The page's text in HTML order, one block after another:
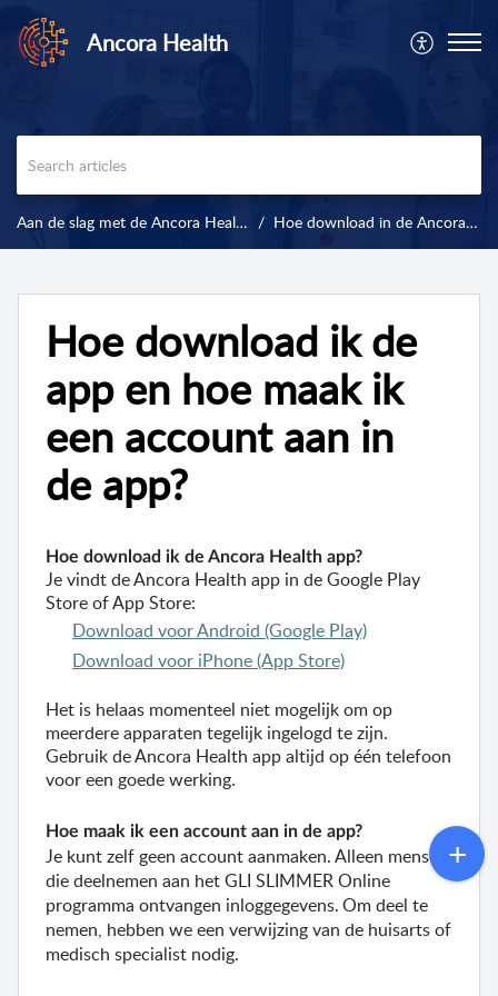
Ancora Health
Aan de slag met de Ancora Health app Hoe download in de Ancora Health app en hoe maak ik een account aan?
Hoe download ik de
app en hoe maak ik
een account aan in
de app?
Hoe download ik de Ancora Health app?
Je vindt de Ancora Health app in de Google Play
Store of App Store:
Download voor Android (Google Play)
Download voor iPhone (App Store)
Het is helaas momenteel niet mogelijk om op
meerdere apparaten tegelijk ingelogd te zijn.
Gebruik de Ancora Health app altijd op één telefoon
voor een goede werking.
Hoe maak ik een account aan in de app?
Je kunt zelf geen account aanmaken. Alleen mensen
die deelnemen aan het GLI SLIMMER Online
programma ontvangen inloggegevens. Om deel te
nemen, hebben we een verwijzing van de huisarts of
medisch specialist nodig.